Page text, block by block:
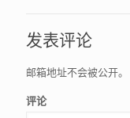
发表评论
邮箱地址不会被公开。
评论